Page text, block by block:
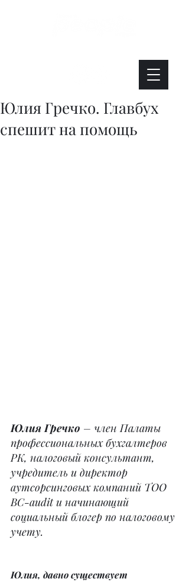
Юлия Гречко. Главбух
спешит на помощь
Юлия Гречко – член Палаты
профессиональных бухгалтеров
РК, налоговый консультант,
учредитель и директор
аутсорсинговых компаний ТОО
BC-audit и начинающий
социальный блогер по налоговому
учету.
Юлия, давно существует